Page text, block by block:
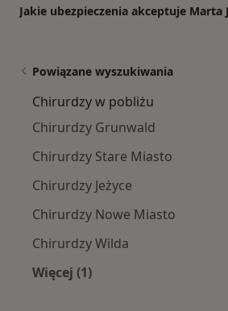
Jakie ubezpieczenia akceptuje Marta
Powiązane wyszukiwania
Chirurdzy w pobliżu
Chirurdzy Grunwald
Chirurdzy Stare Miasto
Chirurdzy Jeżyce
Chirurdzy Nowe Miasto
Chirurdzy Wilda
Więcej (1)